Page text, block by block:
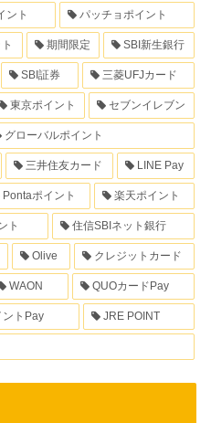
ント パッチョポイント
期間限定 SBI新生銀行
SBI証券 三菱UFJカード
東京ポイント セブンイレブン
グローバルポイント
三井住友カード LINE Pay
Pontaポイント 楽天ポイント
ト 住信SBIネット銀行
Olive クレジットカード
WAON QUOカードPay
ントPay JRE POINT